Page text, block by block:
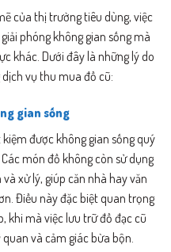
của thị trường tiêu dùng, việc
phóng không gian sống mà
khác. Dưới đây là những lý do
vụ thu mua đồ cũ:
gian sống
được không gian sống quý
món đồ không còn sử dụng
xử lý, giúp căn nhà hay văn
Điều này đặc biệt quan trọng
khi mà việc lưu trữ đồ đạc cũ
và cảm giác bừa bộn.